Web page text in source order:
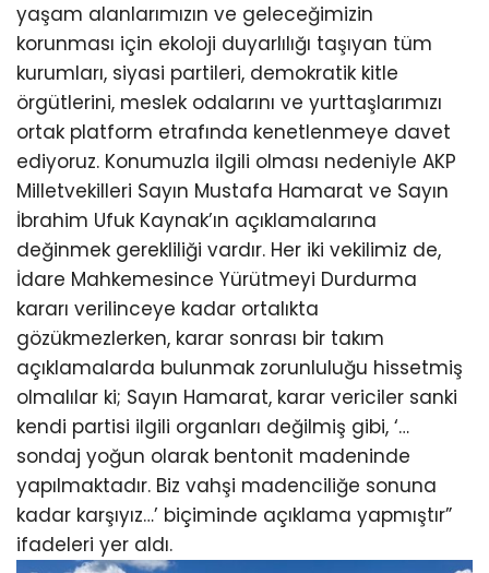
yaşam alanlarımızın ve geleceğimizin
korunması için ekoloji duyarlılığı taşıyan tüm
kurumları, siyasi partileri, demokratik kitle
örgütlerini, meslek odalarını ve yurttaşlarımızı
ortak platform etrafında kenetlenmeye davet
ediyoruz. Konumuzla ilgili olması nedeniyle AKP
Milletvekilleri Sayın Mustafa Hamarat ve Sayın
İbrahim Ufuk Kaynak’ın açıklamalarına
değinmek gerekliliği vardır. Her iki vekilimiz de,
İdare Mahkemesince Yürütmeyi Durdurma
kararı verilinceye kadar ortalıkta
gözükmezlerken, karar sonrası bir takım
açıklamalarda bulunmak zorunluluğu hissetmiş
olmalılar ki; Sayın Hamarat, karar vericiler sanki
kendi partisi ilgili organları değilmiş gibi, ‘…
sondaj yoğun olarak bentonit madeninde
yapılmaktadır. Biz vahşi madenciliğe sonuna
kadar karşıyız…’ biçiminde açıklama yapmıştır”
ifadeleri yer aldı.